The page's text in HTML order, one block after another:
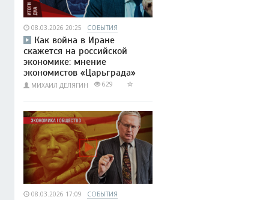
08.03.2026 20:25 СОБЫТИЯ
Как война в Иране
скажется на российской
экономике: мнение
экономистов «Царьграда»
МИХАИЛ ДЕЛЯГИН 629
08.03.2026 17:09 СОБЫТИЯ